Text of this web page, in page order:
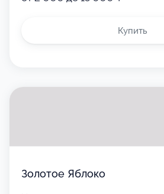
Купить
Золотое Яблоко